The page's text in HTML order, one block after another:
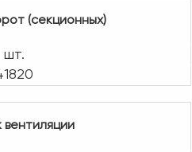
(секционных)
шт.